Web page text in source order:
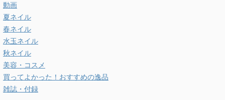
動画
夏ネイル
春ネイル
水玉ネイル
秋ネイル
美容・コスメ
買ってよかった！おすすめの逸品
雑誌・付録